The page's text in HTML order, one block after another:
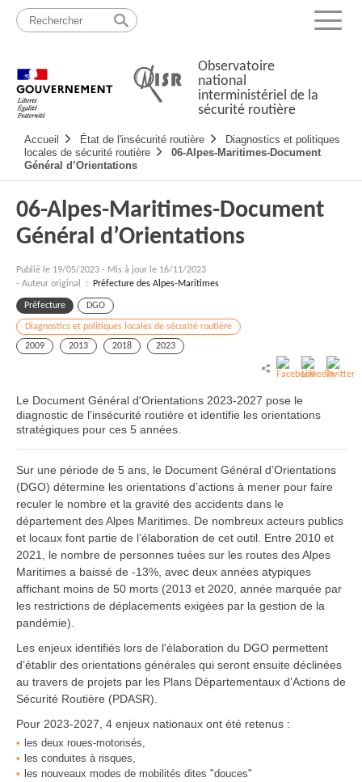
Passer
contenu
Menu
Observatoire
national
interministériel de la
sécurité routière
principale
Accueil État de l'insécurité routière
Diagnostics et politiques
locales de sécurité routière
06-Alpes-Maritimes-Document
Général d’Orientations
06-Alpes-Maritimes-Document
Général d’Orientations
Publié le 19/05/2023 - Mis à jour le 16/11/2023
- Auteur original :
Préfecture des Alpes-Maritimes
Préfecture DGO
Diagnostics et politiques locales de sécurité routière
2009
2013 2018 2023
Le Document Général d'Orientations 2023-2027 pose le
diagnostic de l'insécurité routière et identifie les orientations
stratégiques pour ces 5 années.
Sur une période de 5 ans, le Document Général d’Orientations
(DGO) détermine les orientations d’actions à mener pour faire
reculer le nombre et la gravité des accidents dans le
département des Alpes Maritimes. De nombreux acteurs publics
et locaux font partie de l’élaboration de cet outil. Entre 2010 et
2021, le nombre de personnes tuées sur les routes des Alpes
Maritimes a baissé de -13%, avec deux années atypiques
affichant moins de 50 morts (2013 et 2020, année marquée par
les restrictions de déplacements exigées par la gestion de la
pandémie).
Les enjeux identifiés lors de l'élaboration du DGO permettent
d’établir des orientations générales qui seront ensuite déclinées
au travers de projets par les Plans Départementaux d’Actions de
Sécurité Routière (PDASR).
Pour 2023-2027, 4 enjeux nationaux ont été retenus :
les deux roues-motorisés,
les conduites à risques,
les nouveaux modes de mobilités dites "douces"